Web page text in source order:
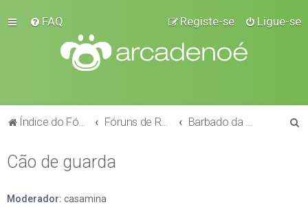
FAQ Ligue-se
Registe-se
Índice do Fórum
Cão de guarda
Moderador: casamina